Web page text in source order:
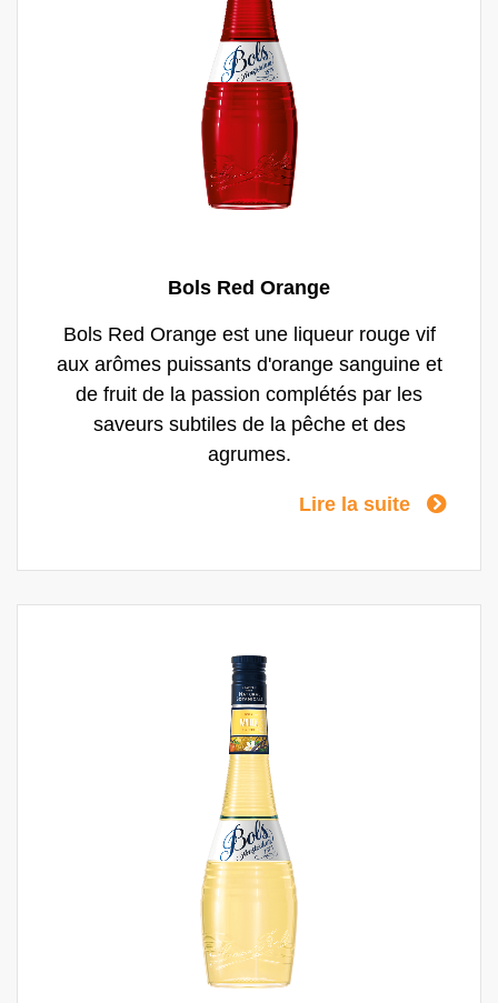
supplémentaire et un goût premium.
Bols Red Orange
Bols Red Orange est une liqueur rouge vif
aux arômes puissants d'orange sanguine et
de fruit de la passion complétés par les
saveurs subtiles de la pêche et des
agrumes.
Lire la suite